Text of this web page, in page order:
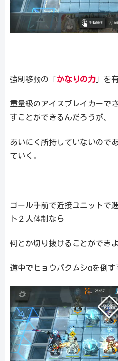
強制移動の「かなりの力 」を
重量級のアイスブレイカーで
すことができるんだろうが、
あいにく所持していないので
ていく。
ゴール手前で近接ユニットで
ト２人体制なら
何とか切り抜けることができよ
道中でヒョウバクムシαを倒す